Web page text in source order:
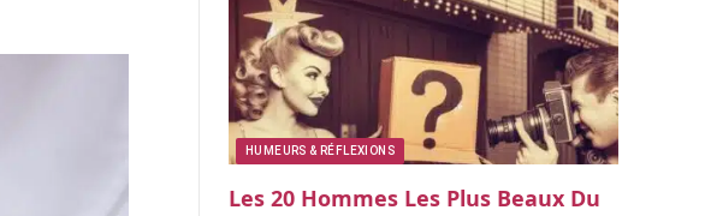
HUMEURS & RÉFLEXIONS
Les 20 Hommes Les Plus Beaux Du